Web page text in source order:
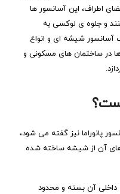
اطراف، این آسانسور ها
و جلوه‌ ی لوکسی به
آسانسور شیشه ‌ای و انواع
ها در ساختمان ‌های مسکونی و
پانوراما نیز گفته می ‌شود،
آن از شیشه ساخته شده
آن بسته و محدود